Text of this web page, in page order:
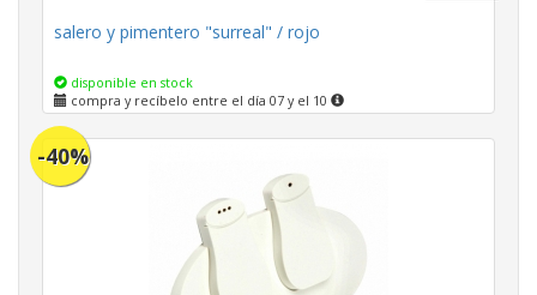
salero y pimentero "surreal" / rojo
disponible en stock
compra y recíbelo entre el día 07 y el 10
-40%